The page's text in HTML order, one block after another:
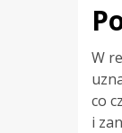
W
co
i